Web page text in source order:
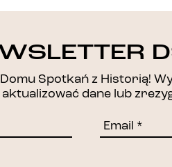
Spotkań z Historią!
dane lub